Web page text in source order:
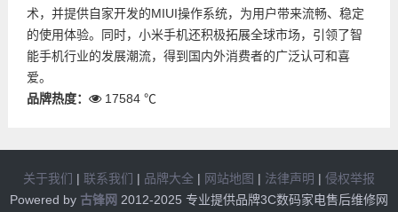
术，并提供自家开发的MIUI操作系统，为用户带来流畅、稳定
的使用体验。同时，小米手机还积极拓展全球市场，引领了智
能手机行业的发展潮流，得到国内外消费者的广泛认可和喜
爱。
品牌热度：
17584 ℃
关于我们 | 联系我们 | 品牌大全| 网站地图 | 法律声明 | 侵权举报
Powered by 古锋网 2012-2025 专业提供品牌3C数码家电售后维修网